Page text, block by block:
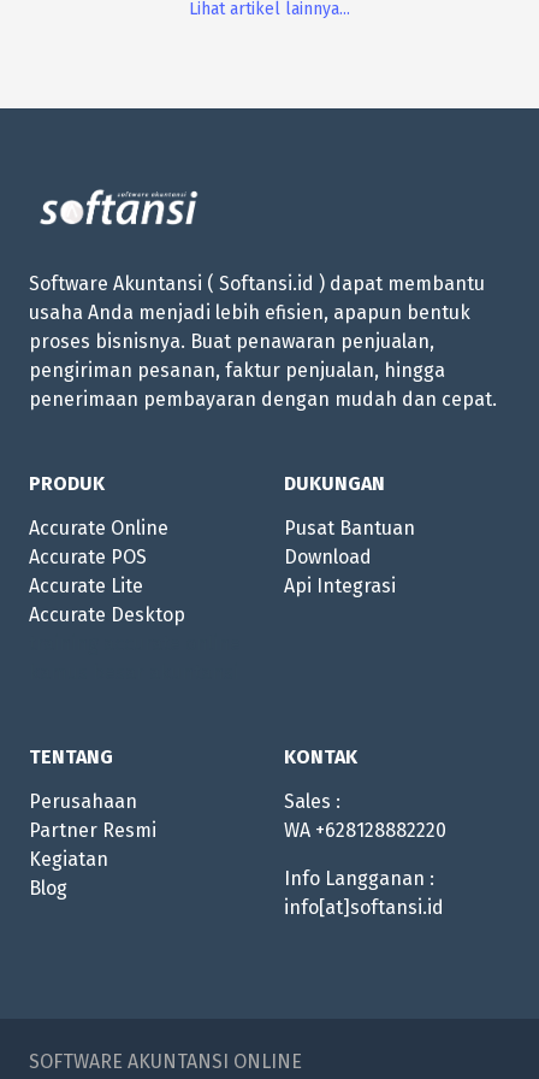
Lihat artikel lainnya...
Software Akuntansi ( Softansi.id ) dapat membantu
usaha Anda menjadi lebih efisien, apapun bentuk
proses bisnisnya. Buat penawaran penjualan,
pengiriman pesanan, faktur penjualan, hingga
penerimaan pembayaran dengan mudah dan cepat.
PRODUK
Accurate Online
Accurate POS
Accurate Lite
Accurate Desktop
DUKUNGAN
Pusat Bantuan
Download
Api Integrasi
TENTANG
Perusahaan
Partner Resmi
Kegiatan
Blog
KONTAK
Sales :
WA +628128882220
Info Langganan :
info[at]softansi.id
SOFTWARE AKUNTANSI ONLINE